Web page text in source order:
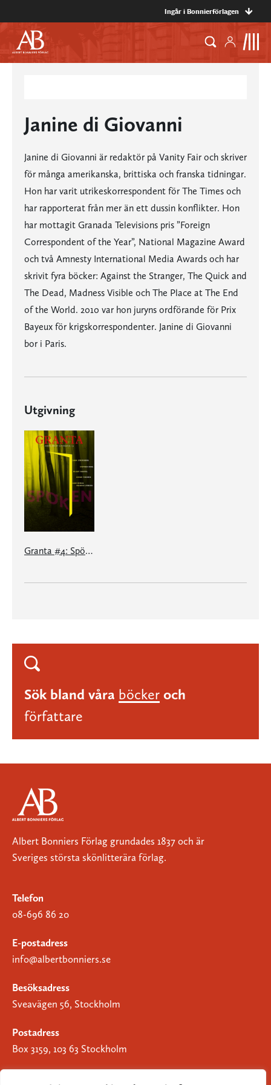
Ingår i Bonnierförlagen
Janine di Giovanni
Janine di Giovanni är redaktör på Vanity Fair och skriver
för många amerikanska, brittiska och franska tidningar.
Hon har varit utrikeskorrespondent för The Times och
har rapporterat från mer än ett dussin konflikter. Hon
har mottagit Granada Televisions pris ”Foreign
Correspondent of the Year”, National Magazine Award
och två Amnesty International Media Awards och har
skrivit fyra böcker: Against the Stranger, The Quick and
The Dead, Madness Visible och The Place at The End
of the World. 2010 var hon juryns ordförande för Prix
Bayeux för krigskorrespondenter. Janine di Giovanni
bor i Paris.
Utgivning
Granta #4: Spöken
Sök bland våra böcker och
författare
Albert Bonniers Förlag grundades 1837 och är
Sveriges största skönlitterära förlag.
Telefon
08-696 86 20
E-postadress
info@albertbonniers.se
Besöksadress
Sveavägen 56, Stockholm
Postadress
Box 3159, 103 63 Stockholm